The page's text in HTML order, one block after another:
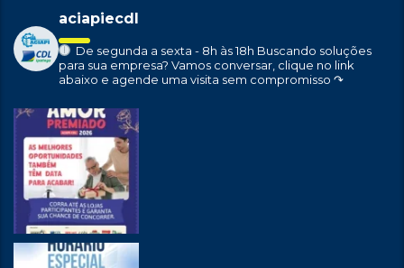
aciapiecdl
De segunda a sexta - 8h às 18h Buscando soluções
para sua empresa? Vamos conversar, clique no link
abaixo e agende uma visita sem compromisso ↷